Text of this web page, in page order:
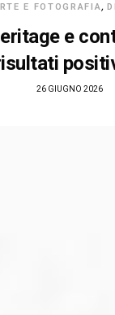
E FOTOGRAFIA,
e
26 GIUGNO 2026